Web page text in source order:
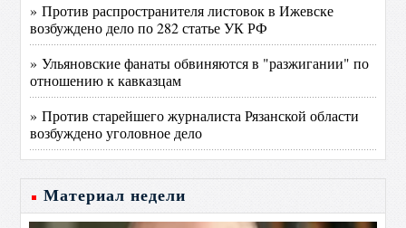
» Против распространителя листовок в Ижевске
возбуждено дело по 282 статье УК РФ
» Ульяновские фанаты обвиняются в "разжигании" по
отношению к кавказцам
» Против старейшего журналиста Рязанской области
возбуждено уголовное дело
Материал недели